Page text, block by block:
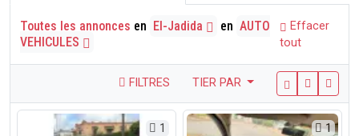
Toutes les annonces en El-Jadida en AUTO
VEHICULES
Effacer
tout
FILTRES TIER PAR
1 1